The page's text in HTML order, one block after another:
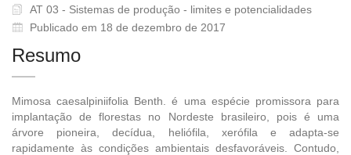
AT 03 - Sistemas de produção - limites e potencialidades
Publicado em 18 de dezembro de 2017
Resumo
Mimosa caesalpiniifolia Benth. é uma espécie promissora para
implantação de florestas no Nordeste brasileiro, pois é uma
árvore pioneira, decídua, heliófila, xerófila e adapta-se
rapidamente às condições ambientais desfavoráveis. Contudo,